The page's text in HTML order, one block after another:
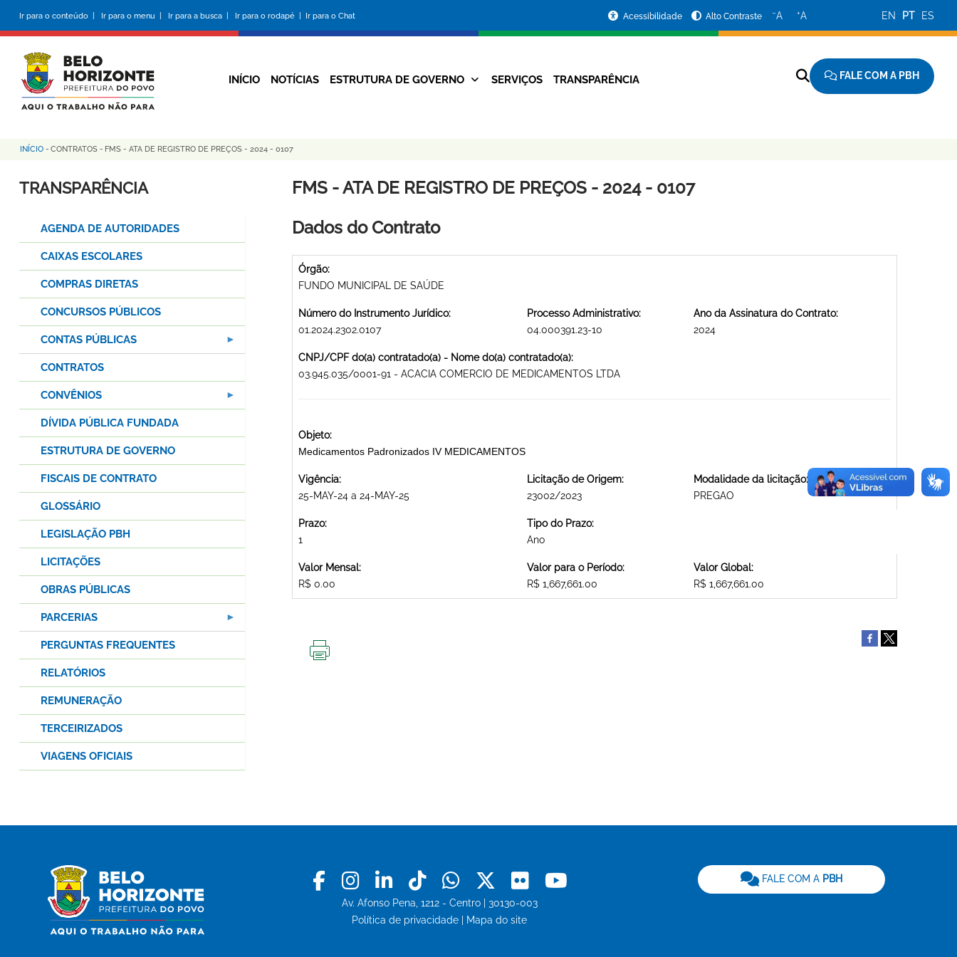
conteúdo
principal
Ir para o conteúdo | Ir para o menu | Ir para a busca | Ir para o rodapé | Ir para o Chat
da
Prefeitura
Acessibilidade Alto Contraste −A +A EN PT ES
Navegação
INÍCIO NOTÍCIAS ESTRUTURA DE GOVERNO SERVIÇOS TRANSPARÊNCIA FALE COM A PBH
Trilha
de
INÍCIO - CONTRATOS - FMS - ATA DE REGISTRO DE PREÇOS - 2024 - 0107
FMS - ATA DE REGISTRO DE PREÇOS - 2024 - 0107
Dados do Contrato
Órgão:
FUNDO MUNICIPAL DE SAÚDE
Número do Instrumento Jurídico:
01.2024.2302.0107
Processo Administrativo:
04.000391.23-10
Ano da Assinatura do Contrato:
2024
CNPJ/CPF do(a) contratado(a) - Nome do(a) contratado(a):
03.945.035/0001-91 - ACACIA COMERCIO DE MEDICAMENTOS LTDA
Objeto:
Medicamentos Padronizados IV MEDICAMENTOS
Vigência:
25-MAY-24 a 24-MAY-25
Licitação de Origem:
23002/2023
Modalidade da licitação:
PREGAO
Prazo:
1
Tipo do Prazo:
Ano
Valor Mensal:
R$ 0.00
Valor para o Período:
R$ 1,667,661.00
Valor Global:
R$ 1,667,661.00
TRANSPARÊNCIA
AGENDA DE AUTORIDADES
CAIXAS ESCOLARES
COMPRAS DIRETAS
CONCURSOS PÚBLICOS
CONTAS PÚBLICAS
CONTRATOS
CONVÊNIOS
DÍVIDA PÚBLICA FUNDADA
ESTRUTURA DE GOVERNO
FISCAIS DE CONTRATO
GLOSSÁRIO
LEGISLAÇÃO PBH
LICITAÇÕES
OBRAS PÚBLICAS
PARCERIAS
PERGUNTAS FREQUENTES
RELATÓRIOS
REMUNERAÇÃO
TERCEIRIZADOS
VIAGENS OFICIAIS
Facebook
Instagram
LinkedinTiktokWhatsapp
X Flickr
Av. Afonso Pena, 1212 - Centro | 30130-003
Política de privacidade
Mapa do site
FALE COM A PBH